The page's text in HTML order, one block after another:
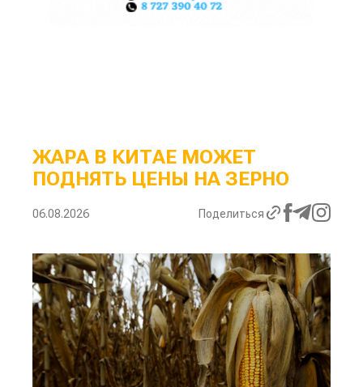
ЖАРА В КИТАЕ МОЖЕТ
ПОДНЯТЬ ЦЕНЫ НА ЗЕРНО
06.08.2026 Поделиться